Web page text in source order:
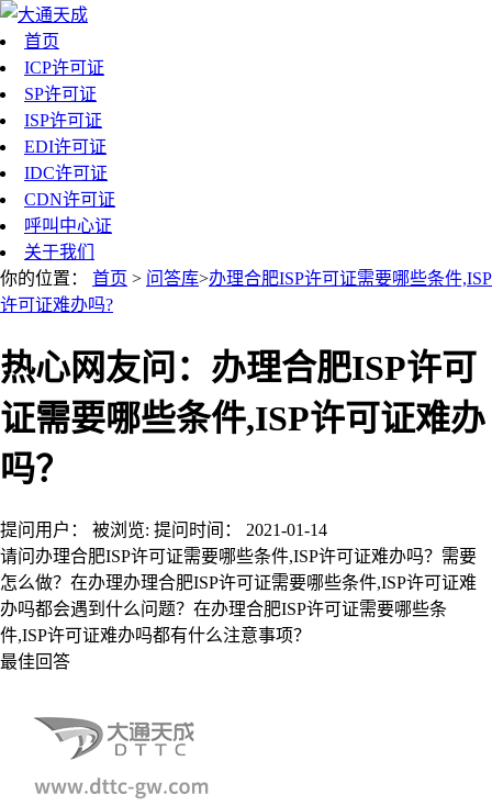
首页
ICP许可证
SP许可证
ISP许可证
EDI许可证
IDC许可证
CDN许可证
呼叫中心证
关于我们
你的位置： 首页 > 问答库>办理合肥ISP许可证需要哪些条件,ISP
许可证难办吗?
热心网友问：办理合肥ISP许可
证需要哪些条件,ISP许可证难办
吗？
提问用户： 被浏览: 提问时间： 2021-01-14
请问办理合肥ISP许可证需要哪些条件,ISP许可证难办吗？需要
怎么做？在办理办理合肥ISP许可证需要哪些条件,ISP许可证难
办吗都会遇到什么问题？在办理合肥ISP许可证需要哪些条
件,ISP许可证难办吗都有什么注意事项？
最佳回答